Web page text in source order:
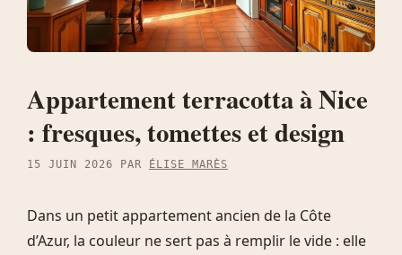
Appartement terracotta à Nice
: fresques, tomettes et design
15 JUIN 2026 PAR ÉLISE MARÈS
Dans un petit appartement ancien de la Côte
d’Azur, la couleur ne sert pas à remplir le vide : elle